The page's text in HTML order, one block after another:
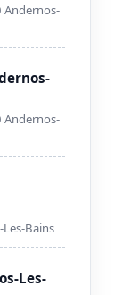
Andernos-
Andernos-
Bains
Les-